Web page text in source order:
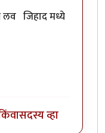
लव जिहाद मध्ये
सदस्य व्हा